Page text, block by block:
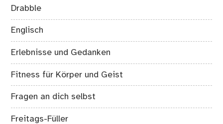
Drabble
Englisch
Erlebnisse und Gedanken
Fitness für Körper und Geist
Fragen an dich selbst
Freitags-Füller